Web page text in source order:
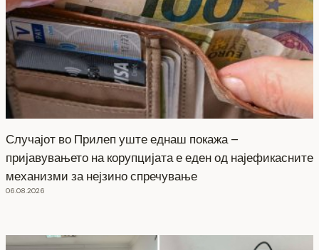
Случајот во Прилеп уште еднаш покажа –
пријавувањето на корупцијата е еден од најефикасните
механизми за нејзино спречување
06.08.2026